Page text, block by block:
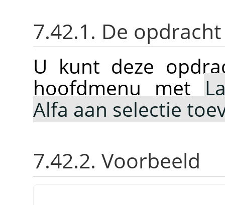
7.42.1. De
U kunt deze
hoofdmenu met
Alfa aan selectie
7.42.2. Voorbeeld